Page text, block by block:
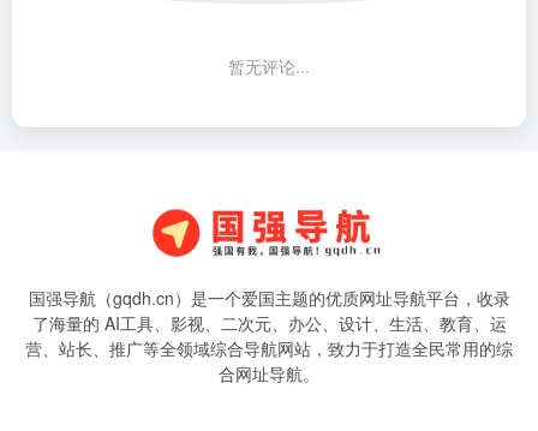
暂无评论...
国强导航（gqdh.cn）是一个爱国主题的优质网址导航平台，收录
了海量的 AI工具、影视、二次元、办公、设计、生活、教育、运
营、站长、推广等全领域综合导航网站，致力于打造全民常用的综
合网址导航。